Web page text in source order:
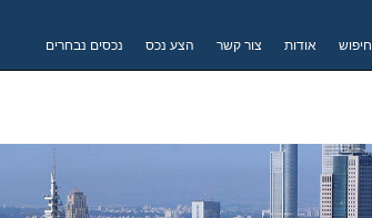
נכסים נבחרים הצע נכס צור קשר אודות חיפוש